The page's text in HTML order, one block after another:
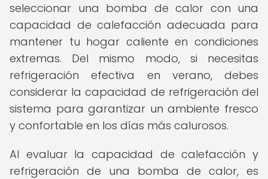
seleccionar una bomba de calor con una
capacidad de calefacción adecuada para
mantener tu hogar caliente en condiciones
extremas. Del mismo modo, si necesitas
refrigeración efectiva en verano, debes
considerar la capacidad de refrigeración del
sistema para garantizar un ambiente fresco
y confortable en los días más calurosos.
Al evaluar la capacidad de calefacción y
refrigeración de una bomba de calor, es